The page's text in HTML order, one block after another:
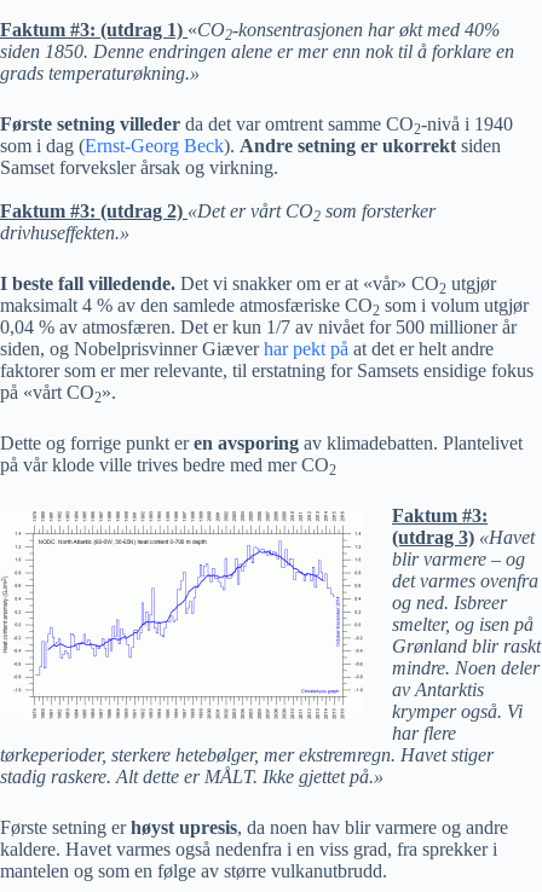
Faktum #3: (utdrag 1) «CO2-konsentrasjonen har økt med 40%
siden 1850. Denne endringen alene er mer enn nok til å forklare en
grads temperaturøkning.»
Første setning villeder da det var omtrent samme CO2-nivå i 1940
som i dag (Ernst-Georg Beck). Andre setning er ukorrekt siden
Samset forveksler årsak og virkning.
Faktum #3: (utdrag 2) «Det er vårt CO2 som forsterker
drivhuseffekten.»
I beste fall villedende. Det vi snakker om er at «vår» CO2 utgjør
maksimalt 4 % av den samlede atmosfæriske CO2 som i volum utgjør
0,04 % av atmosfæren. Det er kun 1/7 av nivået for 500 millioner år
siden, og Nobelprisvinner Giæverhar pekt på at det er helt andre
faktorer som er mer relevante, til erstatning for Samsets ensidige fokus
på «vårt CO2».
Dette og forrige punkt eren avsporing av klimadebatten. Plantelivet
på vår klode ville trives bedre med mer CO2
Faktum #3:
(utdrag 3) «Havet
blir varmere – og
det varmes ovenfra
og ned. Isbreer
smelter, og isen på
Grønland blir raskt
mindre. Noen deler
av Antarktis
krymper også. Vi
har flere
tørkeperioder, sterkere hetebølger, mer ekstremregn. Havet stiger
stadig raskere. Alt dette er MÅLT. Ikke gjettet på.»
Første setning erhøyst upresis, da noen hav blir varmere og andre
kaldere. Havet varmes også nedenfra i en viss grad, fra sprekker i
mantelen og som en følge av større vulkanutbrudd.